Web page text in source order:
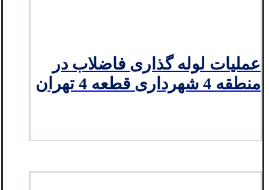
عملیات لوله گذاری فاضلاب در
منطقه 4 شهرداری قطعه 4 تهران